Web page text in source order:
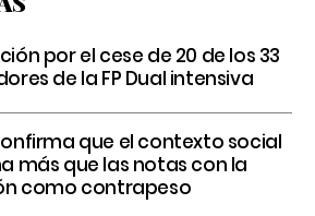
por el cese de 20 de los 33
de la FP Dual intensiva
que el contexto social
más que las notas con la
como contrapeso